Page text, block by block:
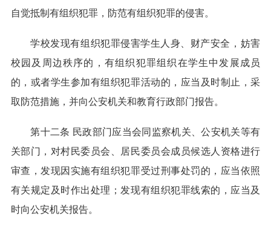
自觉抵制有组织犯罪，防范有组织犯罪的侵害。
学校发现有组织犯罪侵害学生人身、财产安全，妨害
校园及周边秩序的，有组织犯罪组织在学生中发展成员
的，或者学生参加有组织犯罪活动的，应当及时制止，采
取防范措施，并向公安机关和教育行政部门报告。
第十二条 民政部门应当会同监察机关、公安机关等有
关部门，对村民委员会、居民委员会成员候选人资格进行
审查，发现因实施有组织犯罪受过刑事处罚的，应当依照
有关规定及时作出处理；发现有组织犯罪线索的，应当及
时向公安机关报告。